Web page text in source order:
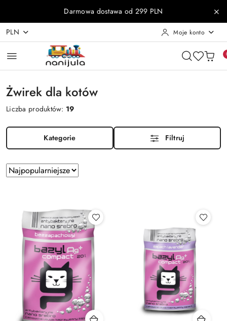
Przejdź do treści głównej
Przejdź do wyszukiwarki
Przejdź do moje konto
Przejdź do menu głównego
Przejdź do stopkiDarmowa dostawa od 299 PLN
PLN Moje konto
Żwirek dla kotów
Liczba produktów: 19
Kategorie Filtruj
Zastosowano
sortowanie:
Sortuj
według